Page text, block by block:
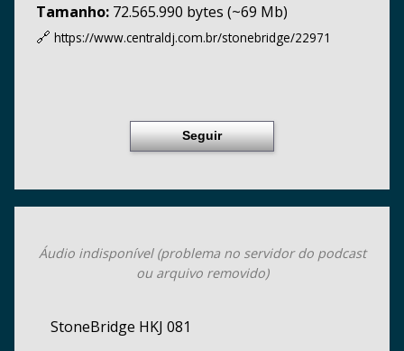
Tamanho: 72.565.990 bytes (~69 Mb)
🔗 https://www.centraldj.com.br/stonebridge/22971
Seguir
Áudio indisponível (problema no servidor do podcast
ou arquivo removido)
StoneBridge HKJ 081